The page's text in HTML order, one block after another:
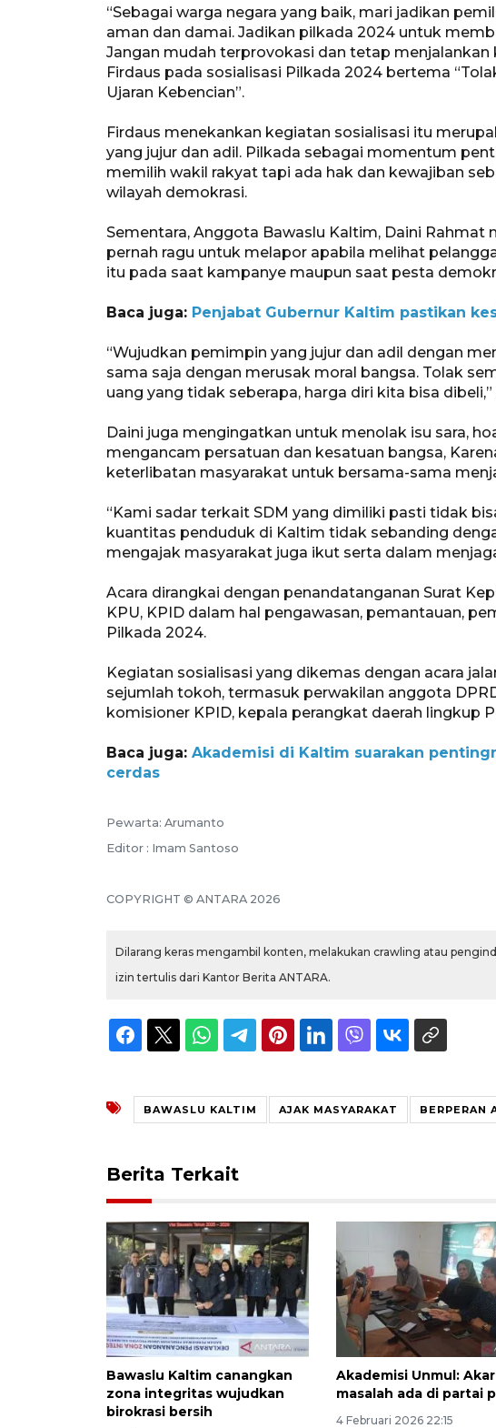
“Sebagai warga negara yang baik, mari jadikan
aman dan damai. Jadikan pilkada 2024 untuk
Jangan mudah terprovokasi dan tetap menjalankan
Firdaus pada sosialisasi Pilkada 2024 bertema
Ujaran Kebencian”.
Firdaus menekankan kegiatan sosialisasi itu
yang jujur dan adil. Pilkada sebagai momentum
memilih wakil rakyat tapi ada hak dan kewajiban
wilayah demokrasi.
Sementara, Anggota Bawaslu Kaltim, Daini
pernah ragu untuk melapor apabila melihat
itu pada saat kampanye maupun saat pesta
Baca juga: Penjabat Gubernur Kaltim pastikan
“Wujudkan pemimpin yang jujur dan adil dengan
sama saja dengan merusak moral bangsa. Tolak
uang yang tidak seberapa, harga diri kita bisa dibeli,”
Daini juga mengingatkan untuk menolak isu sara,
mengancam persatuan dan kesatuan bangsa,
keterlibatan masyarakat untuk bersama-sama
“Kami sadar terkait SDM yang dimiliki pasti tidak
kuantitas penduduk di Kaltim tidak sebanding
mengajak masyarakat juga ikut serta dalam
Acara dirangkai dengan penandatanganan Surat
KPU, KPID dalam hal pengawasan, pemantauan,
Pilkada 2024.
Kegiatan sosialisasi yang dikemas dengan acara
sejumlah tokoh, termasuk perwakilan anggota
komisioner KPID, kepala perangkat daerah lingkup
Baca juga: Akademisi di Kaltim suarakan
cerdas
Pewarta: Arumanto
Editor : Imam Santoso
COPYRIGHT © ANTARA 2026
Dilarang keras mengambil konten, melakukan crawling atau
izin tertulis dari Kantor Berita ANTARA.
BAWASLU KALTIM AJAK MASYARAKAT BERPERAN
Berita Terkait
Bawaslu Kaltim canangkan
zona integritas wujudkan
birokrasi bersih
Akademisi Unmul: Akar
masalah ada di partai
4 Februari 2026 22:15